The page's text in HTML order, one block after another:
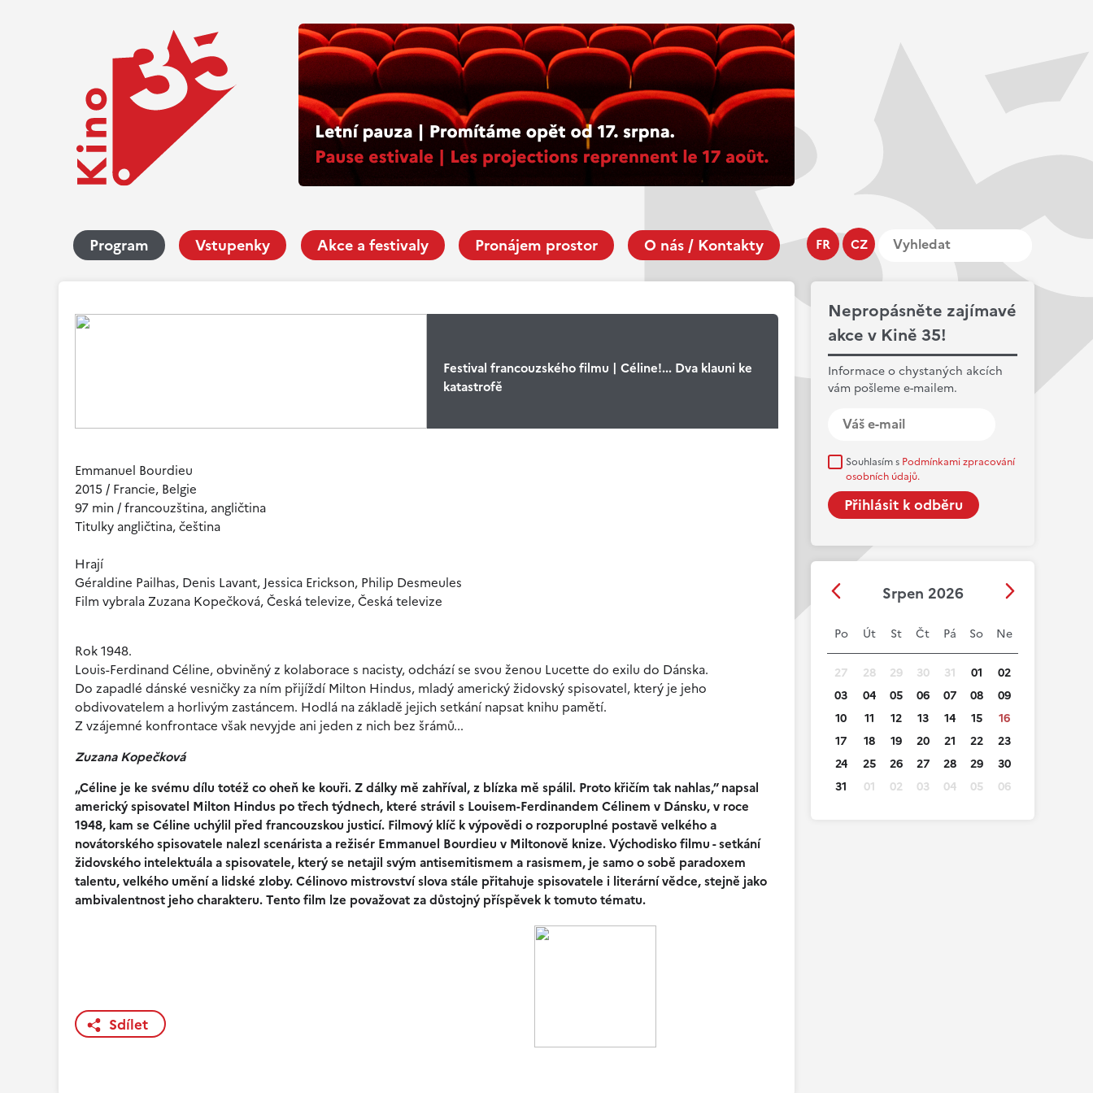
FR CZ
Program Vstupenky Akce a festivaly Pronájem prostor O nás / Kontakty
Nepropásněte zajímavé
akce v Kině 35!
Informace o chystaných akcích
vám pošleme e-mailem.
Souhlasím s Podmínkami zpracování
osobních údajů.
Srpen 2026
Po Út St Čt Pá So Ne
27 28 29 30 31 01
02
03
04 05 06 07 08
09
10
11 12 13 14 15
16
17
18 19 20 21 22
23
24
25 26 27 28 29
30
31
01 02 03 04 05 06
Festival francouzského filmu | Céline!... Dva klauni ke
katastrofě
Emmanuel Bourdieu
2015 / Francie, Belgie
97 min / francouzština, angličtina
Titulky angličtina, čeština
Hrají
Géraldine Pailhas, Denis Lavant, Jessica Erickson, Philip Desmeules
Film vybrala Zuzana Kopečková, Česká televize, Česká televize
Rok 1948.
Louis-Ferdinand Céline, obviněný z kolaborace s nacisty, odchází se svou ženou Lucette do exilu do Dánska.
Do zapadlé dánské vesničky za ním přijíždí Milton Hindus, mladý americký židovský spisovatel, který je jeho
obdivovatelem a horlivým zastáncem. Hodlá na základě jejich setkání napsat knihu pamětí.
Z vzájemné konfrontace však nevyjde ani jeden z nich bez šrámů...
Zuzana Kopečková
„Céline je ke svému dílu totéž co oheň ke kouři. Z dálky mě zahříval, z blízka mě spálil. Proto křičím tak nahlas,” napsal
americký spisovatel Milton Hindus po třech týdnech, které strávil s Louisem-Ferdinandem Célinem v Dánsku, v roce
1948, kam se Céline uchýlil před francouzskou justicí. Filmový klíč k výpovědi o rozporuplné postavě velkého a
novátorského spisovatele nalezl scenárista a režisér Emmanuel Bourdieu v Miltonově knize. Východisko filmu - setkání
židovského intelektuála a spisovatele, který se netajil svým antisemitismem a rasismem, je samo o sobě paradoxem
talentu, velkého umění a lidské zloby. Célinovo mistrovství slova stále přitahuje spisovatele i literární vědce, stejně jako
ambivalentnost jeho charakteru. Tento film lze považovat za důstojný příspěvek k tomuto tématu.
Sdílet